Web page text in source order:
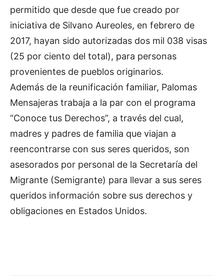
permitido que desde que fue creado por
iniciativa de Silvano Aureoles, en febrero de
2017, hayan sido autorizadas dos mil 038 visas
(25 por ciento del total), para personas
provenientes de pueblos originarios.
Además de la reunificación familiar, Palomas
Mensajeras trabaja a la par con el programa
“Conoce tus Derechos”, a través del cual,
madres y padres de familia que viajan a
reencontrarse con sus seres queridos, son
asesorados por personal de la Secretaría del
Migrante (Semigrante) para llevar a sus seres
queridos información sobre sus derechos y
obligaciones en Estados Unidos.